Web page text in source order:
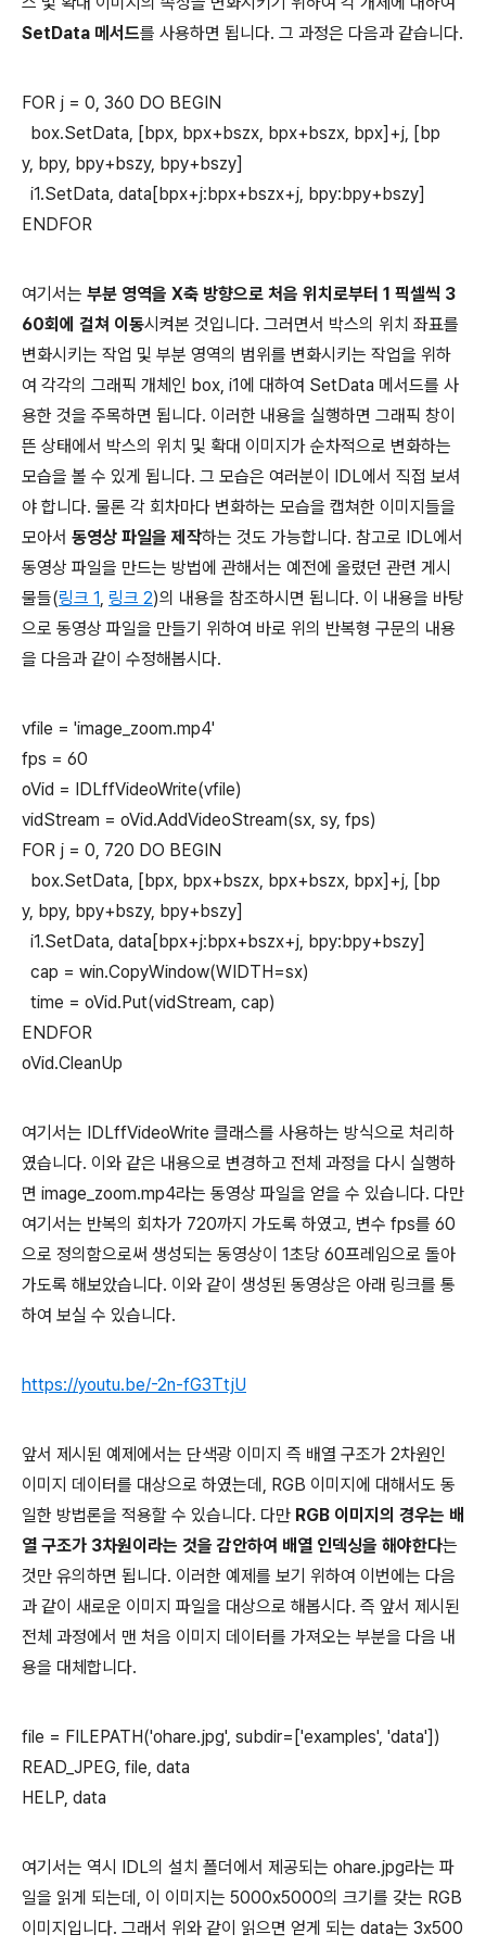
SetData 메서드를 사용하면 됩니다. 그 과정은 다음과 같습니다.
FOR j = 0, 360 DO BEGIN
box.SetData, [bpx, bpx+bszx, bpx+bszx, bpx]+j, [bp
y, bpy, bpy+bszy, bpy+bszy]
i1.SetData, data[bpx+j:bpx+bszx+j, bpy:bpy+bszy]
ENDFOR
여기서는 부분 영역을 X축 방향으로 처음 위치로부터 1 픽셀씩 3
60회에 걸쳐 이동시켜본 것입니다. 그러면서 박스의 위치 좌표를
변화시키는 작업 및 부분 영역의 범위를 변화시키는 작업을 위하
여 각각의 그래픽 개체인 box, i1에 대하여 SetData 메서드를 사
용한 것을 주목하면 됩니다. 이러한 내용을 실행하면 그래픽 창이
뜬 상태에서 박스의 위치 및 확대 이미지가 순차적으로 변화하는
모습을 볼 수 있게 됩니다. 그 모습은 여러분이 IDL에서 직접 보셔
야 합니다. 물론 각 회차마다 변화하는 모습을 캡쳐한 이미지들을
모아서 동영상 파일을 제작하는 것도 가능합니다. 참고로 IDL에서
동영상 파일을 만드는 방법에 관해서는 예전에 올렸던 관련 게시
물들(링크 1, 링크 2)의 내용을 참조하시면 됩니다. 이 내용을 바탕
으로 동영상 파일을 만들기 위하여 바로 위의 반복형 구문의 내용
을 다음과 같이 수정해봅시다.
vfile = 'image_zoom.mp4'
fps = 60
oVid = IDLffVideoWrite(vfile)
vidStream = oVid.AddVideoStream(sx, sy, fps)
FOR j = 0, 720 DO BEGIN
box.SetData, [bpx, bpx+bszx, bpx+bszx, bpx]+j, [bp
y, bpy, bpy+bszy, bpy+bszy]
i1.SetData, data[bpx+j:bpx+bszx+j, bpy:bpy+bszy]
cap = win.CopyWindow(WIDTH=sx)
time = oVid.Put(vidStream, cap)
ENDFOR
oVid.CleanUp
여기서는 IDLffVideoWrite 클래스를 사용하는 방식으로 처리하
였습니다. 이와 같은 내용으로 변경하고 전체 과정을 다시 실행하
면 image_zoom.mp4라는 동영상 파일을 얻을 수 있습니다. 다만
여기서는 반복의 회차가 720까지 가도록 하였고, 변수 fps를 60
으로 정의함으로써 생성되는 동영상이 1초당 60프레임으로 돌아
가도록 해보았습니다. 이와 같이 생성된 동영상은 아래 링크를 통
하여 보실 수 있습니다.
https://youtu.be/-2n-fG3TtjU
앞서 제시된 예제에서는 단색광 이미지 즉 배열 구조가 2차원인
이미지 데이터를 대상으로 하였는데, RGB 이미지에 대해서도 동
일한 방법론을 적용할 수 있습니다. 다만 RGB 이미지의 경우는 배
열 구조가 3차원이라는 것을 감안하여 배열 인덱싱을 해야한다는
것만 유의하면 됩니다. 이러한 예제를 보기 위하여 이번에는 다음
과 같이 새로운 이미지 파일을 대상으로 해봅시다. 즉 앞서 제시된
전체 과정에서 맨 처음 이미지 데이터를 가져오는 부분을 다음 내
용을 대체합니다.
file = FILEPATH('ohare.jpg', subdir=['examples', 'data'])
READ_JPEG, file, data
HELP, data
여기서는 역시 IDL의 설치 폴더에서 제공되는 ohare.jpg라는 파
일을 읽게 되는데, 이 이미지는 5000x5000의 크기를 갖는 RGB
이미지입니다. 그래서 위와 같이 읽으면 얻게 되는 data는 3x500